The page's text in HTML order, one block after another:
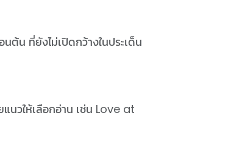
ต้น ที่ยังไม่เปิดกว้างในประเด็น
นวให้เลือกอ่าน เช่น Love at